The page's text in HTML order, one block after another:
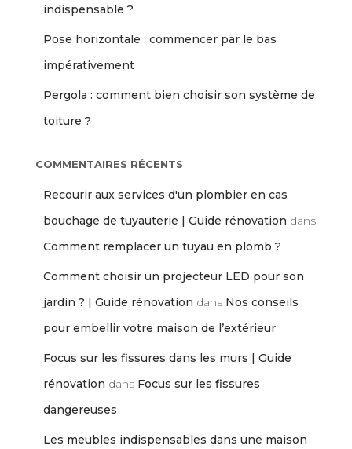
indispensable ?
Pose horizontale : commencer par le bas
impérativement
Pergola : comment bien choisir son système de
toiture ?
COMMENTAIRES RÉCENTS
Recourir aux services d'un plombier en cas
bouchage de tuyauterie | Guide rénovation dans
Comment remplacer un tuyau en plomb ?
Comment choisir un projecteur LED pour son
jardin ? | Guide rénovation dans Nos conseils
pour embellir votre maison de l’extérieur
Focus sur les fissures dans les murs | Guide
rénovation dans Focus sur les fissures
dangereuses
Les meubles indispensables dans une maison